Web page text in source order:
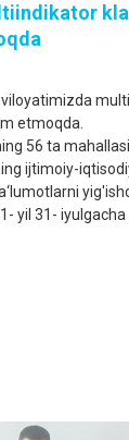
etmoqda.
56 ta
ijtimoiy-
yil 31-